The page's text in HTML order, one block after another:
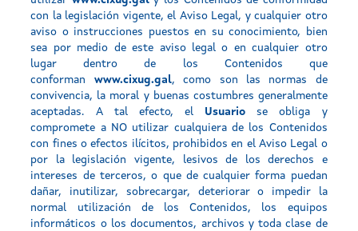
con la legislación vigente, el Aviso Legal, y cualquier otro
aviso o instrucciones puestos en su conocimiento, bien
sea por medio de este aviso legal o en cualquier otro
lugar dentro de los Contenidos que
conforman www.cixug.gal, como son las normas de
convivencia, la moral y buenas costumbres generalmente
aceptadas. A tal efecto, el Usuario se obliga y
compromete a NO utilizar cualquiera de los Contenidos
con fines o efectos ilícitos, prohibidos en el Aviso Legal o
por la legislación vigente, lesivos de los derechos e
intereses de terceros, o que de cualquier forma puedan
dañar, inutilizar, sobrecargar, deteriorar o impedir la
normal utilización de los Contenidos, los equipos
informáticos o los documentos, archivos y toda clase de